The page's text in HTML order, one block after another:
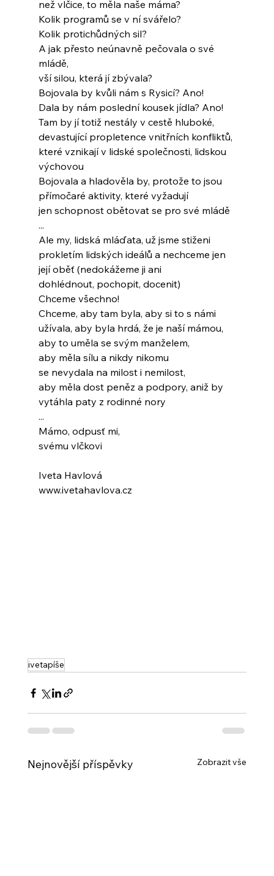
než vlčice, to měla naše máma?
Kolik programů se v ní svářelo?
Kolik protichůdných sil?
A jak přesto neúnavně pečovala o své
mládě,
vší silou, která jí zbývala?
Bojovala by kvůli nám s Rysicí? Ano!
Dala by nám poslední kousek jídla? Ano!
Tam by jí totiž nestály v cestě hluboké,
devastující propletence vnitřních konfliktů,
které vznikají v lidské společnosti, lidskou
výchovou
Bojovala a hladověla by, protože to jsou
přímočaré aktivity, které vyžadují
jen schopnost obětovat se pro své mládě
...
Ale my, lidská mláďata, už jsme stiženi
prokletím lidských ideálů a nechceme jen
její oběť (nedokážeme ji ani
dohlédnout, pochopit, docenit)
Chceme všechno!
Chceme, aby tam byla, aby si to s námi
užívala, aby byla hrdá, že je naší mámou,
aby to uměla se svým manželem,
aby měla sílu a nikdy nikomu
se nevydala na milost i nemilost,
aby měla dost peněz a podpory, aniž by
vytáhla paty z rodinné nory
...
Mámo, odpusť mi,
svému vlčkovi
Iveta Havlová
www.ivetahavlova.cz
ivetapíše
Nejnovější příspěvky Zobrazit vše